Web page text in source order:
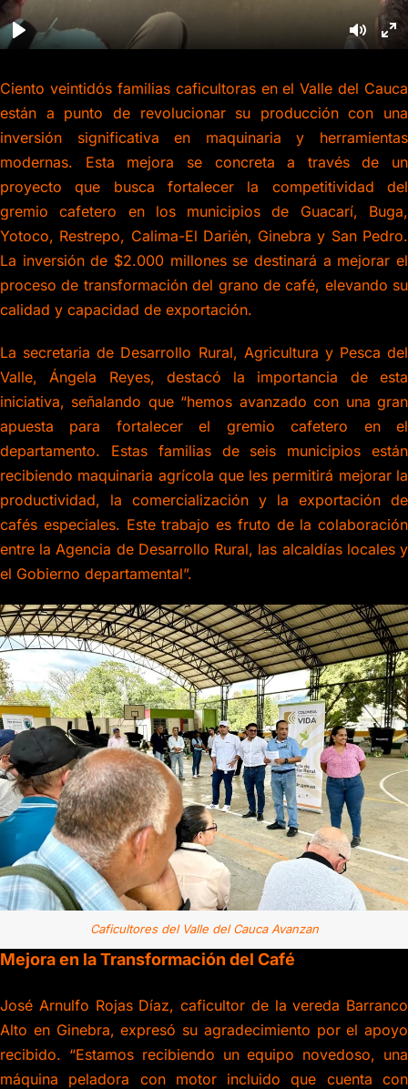
Ciento veintidós familias caficultoras en el Valle del Cauca
están a punto de revolucionar su producción con una
inversión significativa en maquinaria y herramientas
modernas. Esta mejora se concreta a través de un
proyecto que busca fortalecer la competitividad del
gremio cafetero en los municipios de Guacarí, Buga,
Yotoco, Restrepo, Calima-El Darién, Ginebra y San Pedro.
La inversión de $2.000 millones se destinará a mejorar el
proceso de transformación del grano de café, elevando su
calidad y capacidad de exportación.
La secretaria de Desarrollo Rural, Agricultura y Pesca del
Valle, Ángela Reyes, destacó la importancia de esta
iniciativa, señalando que “hemos avanzado con una gran
apuesta para fortalecer el gremio cafetero en el
departamento. Estas familias de seis municipios están
recibiendo maquinaria agrícola que les permitirá mejorar la
productividad, la comercialización y la exportación de
cafés especiales. Este trabajo es fruto de la colaboración
entre la Agencia de Desarrollo Rural, las alcaldías locales y
el Gobierno departamental”.
Caficultores del Valle del Cauca Avanzan
Mejora en la Transformación del Café
José Arnulfo Rojas Díaz, caficultor de la vereda Barranco
Alto en Ginebra, expresó su agradecimiento por el apoyo
recibido. “Estamos recibiendo un equipo novedoso, una
máquina peladora con motor incluido que cuenta con